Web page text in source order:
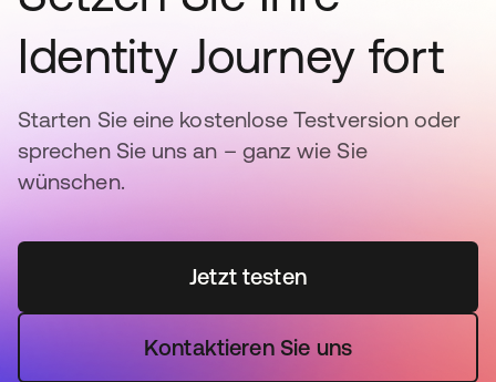
Identity Journey fort
Starten Sie eine kostenlose Testversion oder
sprechen Sie uns an – ganz wie Sie
wünschen.
Jetzt testen
Kontaktieren Sie uns